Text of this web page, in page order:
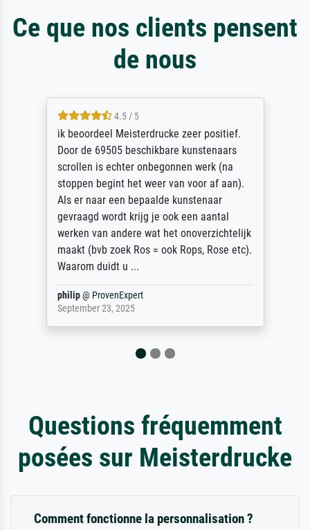
Ce que nos clients pensent
de nous
4.5 / 5
ik beoordeel Meisterdrucke zeer positief.
Door de 69505 beschikbare kunstenaars
scrollen is echter onbegonnen werk (na
stoppen begint het weer van voor af aan).
Als er naar een bepaalde kunstenaar
gevraagd wordt krijg je ook een aantal
werken van andere wat het onoverzichtelijk
maakt (bvb zoek Ros = ook Rops, Rose etc).
Waarom duidt u ...
philip@ ProvenExpert
September 23, 2025
Questions fréquemment
posées sur Meisterdrucke
Comment fonctionne la personnalisation ?